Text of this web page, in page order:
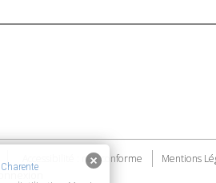
Accessibilité : non conforme
Mentions